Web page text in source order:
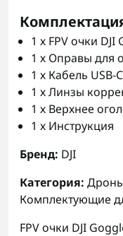
1 х FPV очки DJI
1 х Оправы для
1 х Кабель USB-
1 х Линзы
1 х Верхнее
1 х Инструкция
Бренд: DJI
Категория:
Комплектующие
FPV очки DJI